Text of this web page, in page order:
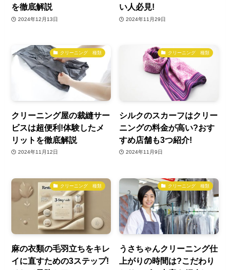
を徹底解説
2024年12月13日
い人必見!
2024年11月29日
クリーニング 種類
クリーニング屋の裁縫サー
ビスは超便利!体験したメ
リットを徹底解説
2024年11月12日
クリーニング 種類
シルクのスカーフはクリー
ニングの料金が高い?おす
すめ店舗も3つ紹介!
2024年11月9日
クリーニング 種類
麻の衣類の毛羽立ちをキレ
イに直すための3ステップ!
クリーニング 種類
うさちゃんクリーニング仕
上がりの時間は?こだわり